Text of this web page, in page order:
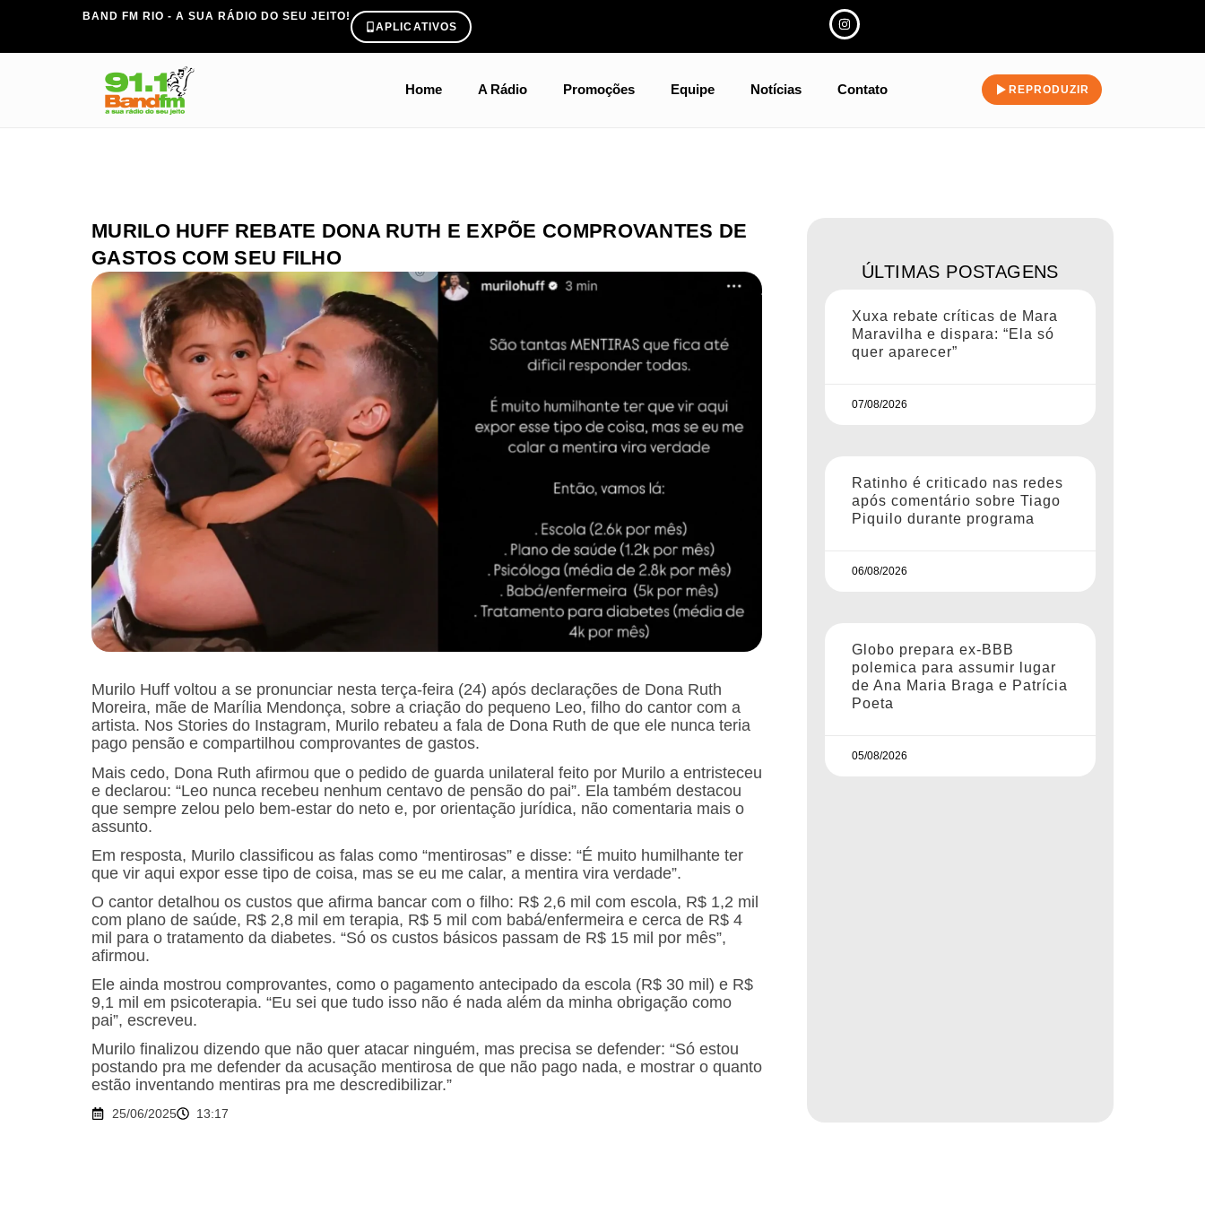
BAND FM RIO - A SUA RÁDIO DO SEU JEITO!
APLICATIVOS
Home A Rádio Promoções Equipe Notícias Contato REPRODUZIR
MURILO HUFF REBATE DONA RUTH E EXPÕE COMPROVANTES DE
GASTOS COM SEU FILHO
Murilo Huff voltou a se pronunciar nesta terça-feira (24) após declarações de Dona Ruth
Moreira, mãe de Marília Mendonça, sobre a criação do pequeno Leo, filho do cantor com a
artista. Nos Stories do Instagram, Murilo rebateu a fala de Dona Ruth de que ele nunca teria
pago pensão e compartilhou comprovantes de gastos.
Mais cedo, Dona Ruth afirmou que o pedido de guarda unilateral feito por Murilo a entristeceu
e declarou: “Leo nunca recebeu nenhum centavo de pensão do pai”. Ela também destacou
que sempre zelou pelo bem-estar do neto e, por orientação jurídica, não comentaria mais o
assunto.
Em resposta, Murilo classificou as falas como “mentirosas” e disse: “É muito humilhante ter
que vir aqui expor esse tipo de coisa, mas se eu me calar, a mentira vira verdade”.
O cantor detalhou os custos que afirma bancar com o filho: R$ 2,6 mil com escola, R$ 1,2 mil
com plano de saúde, R$ 2,8 mil em terapia, R$ 5 mil com babá/enfermeira e cerca de R$ 4
mil para o tratamento da diabetes. “Só os custos básicos passam de R$ 15 mil por mês”,
afirmou.
Ele ainda mostrou comprovantes, como o pagamento antecipado da escola (R$ 30 mil) e R$
9,1 mil em psicoterapia. “Eu sei que tudo isso não é nada além da minha obrigação como
pai”, escreveu.
Murilo finalizou dizendo que não quer atacar ninguém, mas precisa se defender: “Só estou
postando pra me defender da acusação mentirosa de que não pago nada, e mostrar o quanto
estão inventando mentiras pra me descredibilizar.”
25/06/2025 13:17
ÚLTIMAS POSTAGENS
Xuxa rebate críticas de Mara
Maravilha e dispara: “Ela só
quer aparecer”
07/08/2026
Ratinho é criticado nas redes
após comentário sobre Tiago
Piquilo durante programa
06/08/2026
Globo prepara ex-BBB
polemica para assumir lugar
de Ana Maria Braga e Patrícia
Poeta
05/08/2026